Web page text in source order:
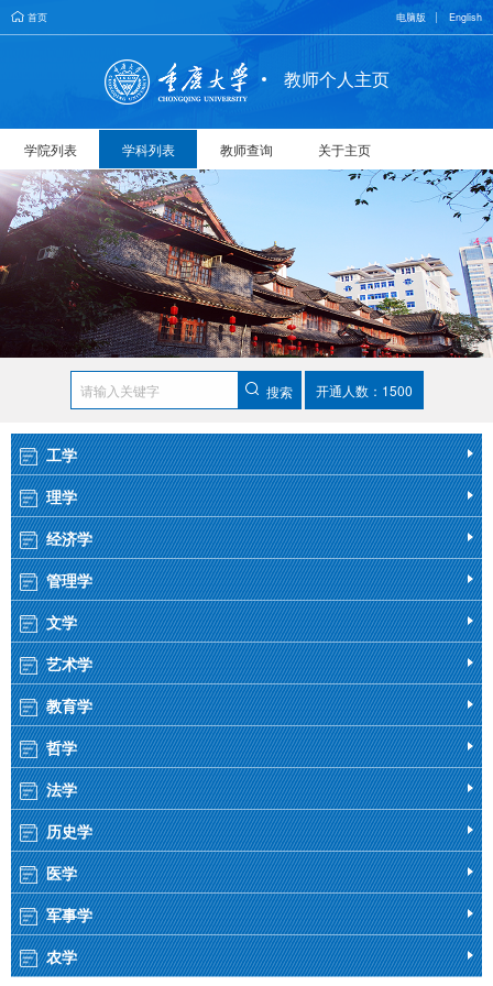
首页 电脑版 English
教师个人主页
学院列表 学科列表 教师查询 关于主页
搜索 开通人数：1500
工学
理学
经济学
管理学
文学
艺术学
教育学
哲学
法学
历史学
医学
军事学
农学